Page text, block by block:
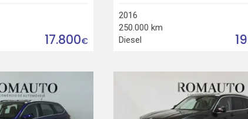
17.800€
2016
250.000 km
Diesel